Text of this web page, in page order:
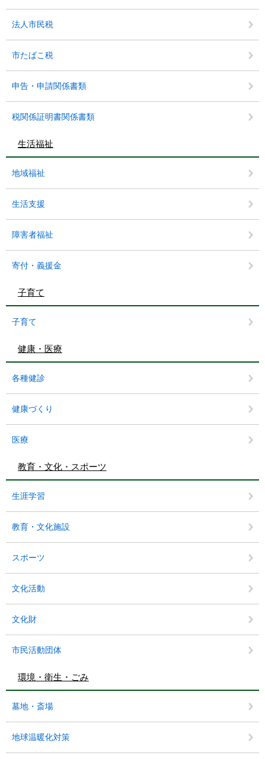
法人市民税
市たばこ税
申告・申請関係書類
税関係証明書関係書類
生活福祉
地域福祉
生活支援
障害者福祉
寄付・義援金
子育て
子育て
健康・医療
各種健診
健康づくり
医療
教育・文化・スポーツ
生涯学習
教育・文化施設
スポーツ
文化活動
文化財
市民活動団体
環境・衛生・ごみ
墓地・斎場
地球温暖化対策